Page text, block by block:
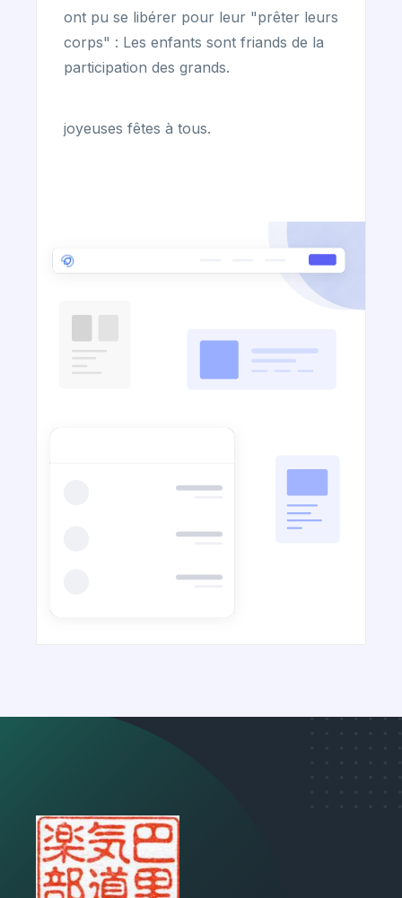
ont pu se libérer pour leur "prêter leurs
corps" : Les enfants sont friands de la
participation des grands.
joyeuses fêtes à tous.